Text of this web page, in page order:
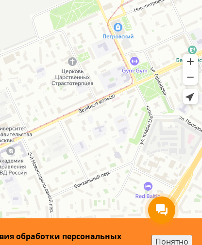
обработки персональных
Понятно